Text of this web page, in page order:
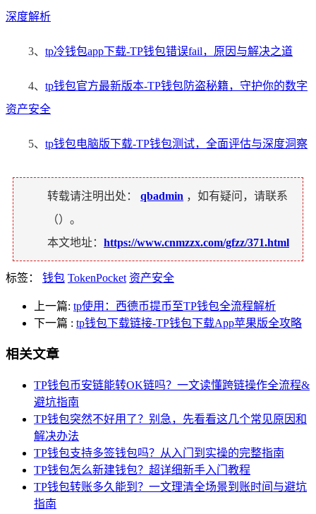
深度解析
3、 tp冷钱包app下载-TP钱包错误fail，原因与解决之道
4、 tp钱包官方最新版本-TP钱包防盗秘籍，守护你的数字
资产安全
5、 tp钱包电脑版下载-TP钱包测试，全面评估与深度洞察
转载请注明出处： qbadmin ，如有疑问，请联系
（）。
本文地址： https://www.cnmzzx.com/gfzz/371.html
标签： 钱包 TokenPocket 资产安全
上一篇: tp使用：西德币提币至TP钱包全流程解析
下一篇 : tp钱包下载链接-TP钱包下载App苹果版全攻略
相关文章
TP钱包币安链能转OK链吗？一文读懂跨链操作全流程&
避坑指南
TP钱包突然不好用了？别急，先看看这几个常见原因和
解决办法
TP钱包支持多签钱包吗？从入门到实操的完整指南
TP钱包怎么新建钱包？超详细新手入门教程
TP钱包转账多久能到？一文理清全场景到账时间与避坑
指南